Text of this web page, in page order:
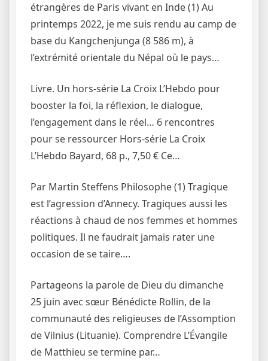
étrangères de Paris vivant en Inde (1) Au
printemps 2022, je me suis rendu au camp de
base du Kangchenjunga (8 586 m), à
l’extrémité orientale du Népal où le pays…
Livre. Un hors-série La Croix L’Hebdo pour
booster la foi, la réflexion, le dialogue,
l’engagement dans le réel… 6 rencontres
pour se ressourcer Hors-série La Croix
L’Hebdo Bayard, 68 p., 7,50 € Ce…
Par Martin Steffens Philosophe (1) Tragique
est l’agression d’Annecy. ­Tragiques aussi les
réactions à chaud de nos femmes et hommes
politiques. Il ne faudrait jamais rater une
occasion de se taire….
Partageons la parole de Dieu du dimanche
25 juin avec sœur Bénédicte Rollin, de la
communauté des religieuses de l’Assomption
de Vilnius (Lituanie). Comprendre L’Évangile
de Matthieu se termine par…